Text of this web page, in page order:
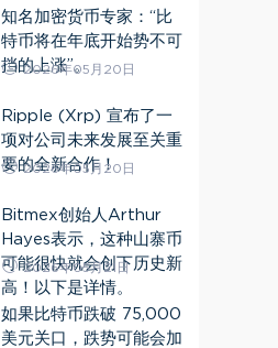
知名加密货币专家：“比
特币将在年底开始势不可
挡的上涨”。
2026年05月20日
Ripple (Xrp) 宣布了一
项对公司未来发展至关重
要的全新合作！
2026年05月20日
Bitmex创始人Arthur
Hayes表示，这种山寨币
可能很快就会创下历史新
高！以下是详情。
2026年05月21日
如果比特币跌破 75,000
美元关口，跌势可能会加